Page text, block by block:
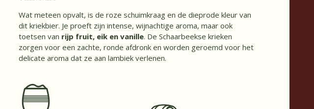
Wat meteen opvalt, is de roze schuimkraag en de dieprode kleur van
dit kriekbier. Je proeft zijn intense, wijnachtige aroma, maar ook
toetsen van rijp fruit, eik en vanille. De Schaarbeekse krieken
zorgen voor een zachte, ronde afdronk en worden geroemd voor het
delicate aroma dat ze aan lambiek verlenen.